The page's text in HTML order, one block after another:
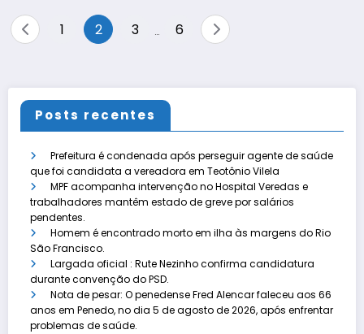
Paginação
1 2 3 6
Posts recentes
Prefeitura é condenada após perseguir agente de saúde
que foi candidata a vereadora em Teotônio Vilela
MPF acompanha intervenção no Hospital Veredas e
trabalhadores mantêm estado de greve por salários
pendentes.
Homem é encontrado morto em ilha às margens do Rio
São Francisco.
Largada oficial : Rute Nezinho confirma candidatura
durante convenção do PSD.
Nota de pesar: O penedense Fred Alencar faleceu aos 66
anos em Penedo, no dia 5 de agosto de 2026, após enfrentar
problemas de saúde.